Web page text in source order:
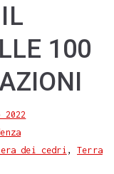
100
2022
dei cedri ,Terra